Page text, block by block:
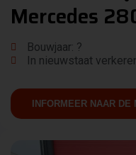
Mercedes
Bouwjaar: ?
In nieuwstaat
INFORMEER NAAR